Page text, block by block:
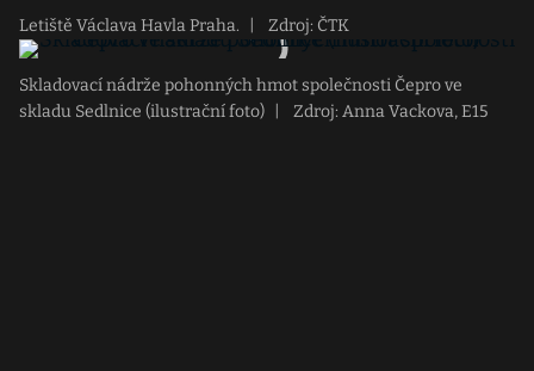
Letiště Václava Havla Praha. Zdroj: ČTK
Skladovací nádrže pohonných hmot společnosti Čepro ve
skladu Sedlnice (ilustrační foto)
Zdroj: Anna Vackova, E15